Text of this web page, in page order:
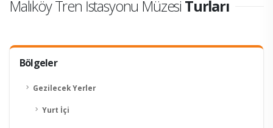
Bölgeler
Gezilecek Yerler
Yurt İçi
Malıköy Tren İstasyonu Müzesi Turları